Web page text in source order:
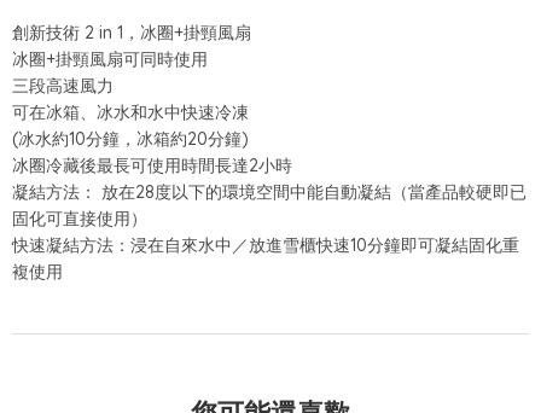
創新技術 2 in 1，冰圈+掛頸風扇
冰圈+掛頸風扇可同時使用
三段高速風力
可在冰箱、冰水和水中快速冷凍
(冰水約10分鐘，冰箱約20分鐘)
冰圈冷藏後最長可使用時間長達2小時
凝結方法： 放在28度以下的環境空間中能自動凝結（當產品較硬即已
固化可直接使用）
快速凝結方法：浸在自來水中／放進雪櫃快速10分鐘即可凝結固化重
複使用